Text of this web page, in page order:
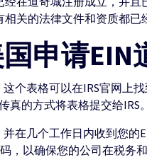
关的法律文件和资质都已
申请EIN
个表格可以在IRS官网
的方式将表格提交给IRS。
在几个工作日内收到您
，以确保您的公司在税务